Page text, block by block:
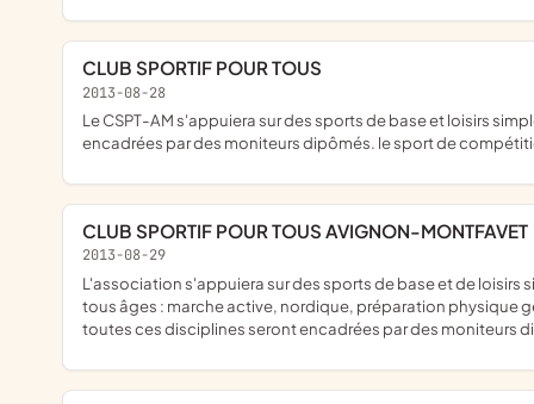
CLUB SPORTIF POUR TOUS
2013-08-28
le CSPT-AM s'appuiera sur des sports de base et loisirs simples et peu onéreux dans leur pratique : marche active, nordique, préparation physique générale et athlétisme de base. Toutes ces disciplines seront
encadrées par des moniteurs dipômés. le sport de
CLUB SPORTIF POUR TOUS AVIGNON-MONTFAVET
2013-08-29
l'association s'appuiera sur des sports de base et de loisirs simples et peu onéreux dans leur pratique, recommandés pour une bonne condition physique et morale pour les jeunes, mais aussi les adultes de
tous âges : marche active, nordique, préparation physique
toutes ces disciplines seront encadrées par des moniteurs